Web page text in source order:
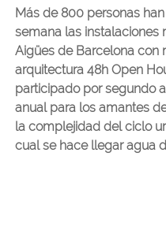
Más de 800 personas
semana las instalaciones
Aigües de Barcelona con
arquitectura 48h Open
participado por segundo
anual para los amantes
la complejidad del ciclo
cual se hace llegar agua